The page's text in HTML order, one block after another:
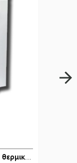
θερμική επεξεργασία